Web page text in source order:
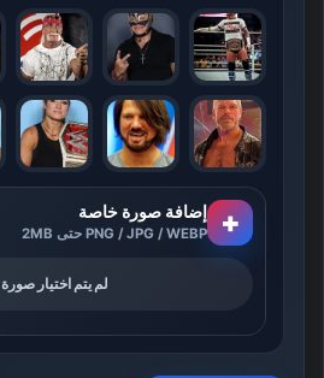
+ إضافة صورة خاصة
PNG / JPG / WEBP حتى 2MB
لم يتم اختيار صورة